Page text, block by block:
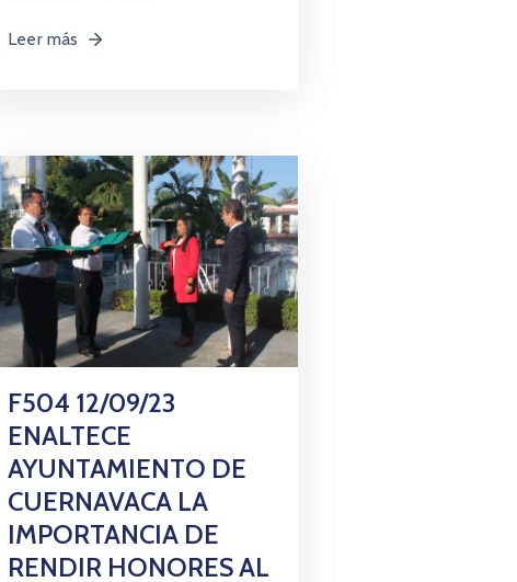
Leer más
F504 12/09/23
ENALTECE
AYUNTAMIENTO DE
CUERNAVACA LA
IMPORTANCIA DE
RENDIR HONORES AL